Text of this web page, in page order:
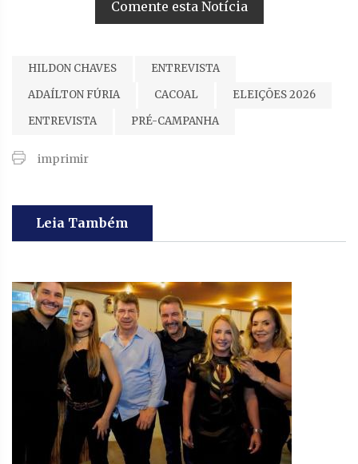
Comente esta Notícia
HILDON CHAVES
ENTREVISTA
ADAÍLTON FÚRIA
CACOAL
ELEIÇÕES 2026
ENTREVISTA
PRÉ-CAMPANHA
imprimir
Leia Também